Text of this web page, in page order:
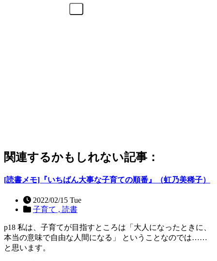
関連するかもしれない記事：
[読書メモ]『いちばん大事な子育ての順番』（虹乃美稀子）
2022/02/15 Tue
子育て , 読書
p18 私は、子育てが目指すところは「大人になったときに、
本当の意味で自由な人間になる」 ということなのでは……
と思います。